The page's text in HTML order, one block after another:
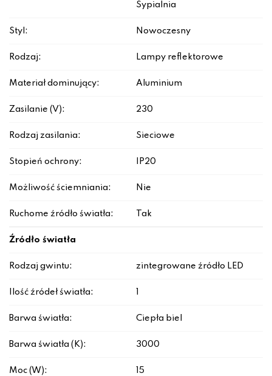
Sypialnia
Styl: Nowoczesny
Rodzaj: Lampy reflektorowe
Materiał dominujący: Aluminium
Zasilanie (V): 230
Rodzaj zasilania: Sieciowe
Stopień ochrony: IP20
Możliwość ściemniania: Nie
Ruchome źródło światła: Tak
Źródło światła
Rodzaj gwintu: zintegrowane źródło LED
Ilość źródeł światła:
Barwa światła: Ciepła biel
Barwa światła (K): 3000
Moc (W): 15